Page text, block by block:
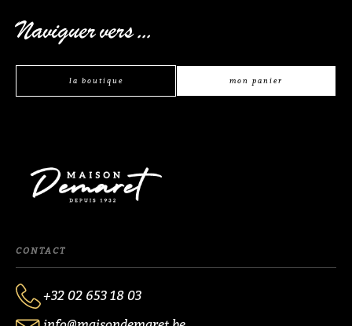
Naviguer vers ...
la boutique mon panier
CONTACT
+32 02 653 18 03